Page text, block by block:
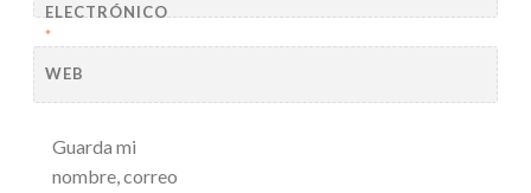
ELECTRÓNICO
*
WEB
Guarda mi
nombre, correo